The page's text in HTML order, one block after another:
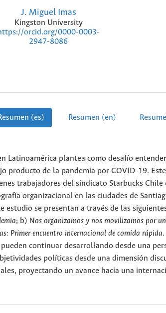
J. Miguel Imas
Kingston University
orcid.org/0000-0003-
2947-8086
(es) Resumen (en)
Latinoamérica plantea como desafío
producto de la pandemia por COVID-19. Este
trabajadores del sindicato Starbucks Chile
organizacional en las ciudades de
estudio se presentan a través de las
; b) Nos organizamos y nos movilizamos por
Primer encuentro internacional de comida rápida
continuar desarrollando desde una
políticas desde una dimensión
proyectando un avance hacia una